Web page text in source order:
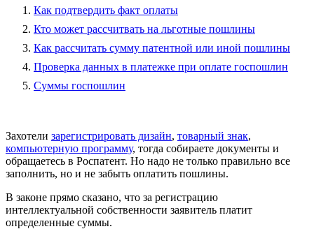
Как подтвердить факт оплаты
Кто может рассчитвать на льготные пошлины
Как рассчитать сумму патентной или иной пошлины
Проверка данных в платежке при оплате госпошлин
Суммы госпошлин
Захотели зарегистрировать дизайн, товарный знак,
компьютерную программу, тогда собираете документы и
обращаетесь в Роспатент. Но надо не только правильно все
заполнить, но и не забыть оплатить пошлины.
В законе прямо сказано, что за регистрацию
интеллектуальной собственности заявитель платит
определенные суммы.